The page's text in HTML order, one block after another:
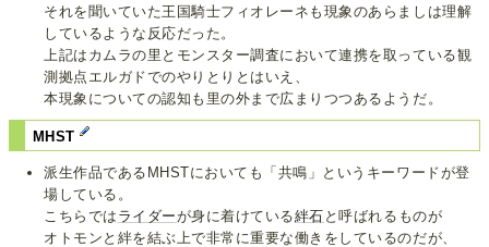
それを聞いていた王国騎士フィオレーネも現象のあらましは理解
しているような反応だった。
上記はカムラの里とモンスター調査において連携を取っている観
測拠点エルガドでのやりとりとはいえ、
本現象についての認知も里の外まで広まりつつあるようだ。
MHST
派生作品であるMHSTにおいても「共鳴」というキーワードが登
場している。
こちらでは ライダーが身に着けている絆石 と呼ばれるものが
オトモンと絆を結ぶ上で非常に重要な働きをしているのだが、